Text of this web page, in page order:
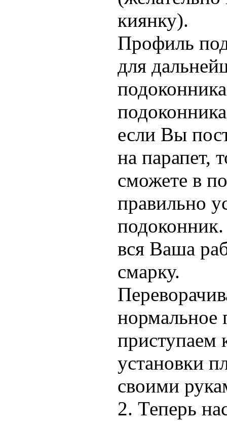
киянку).
Профиль
для
если Вы
на парапет,
сможете в
правильно
подоконник.
вся Ваша
смарку.
нормальное
приступаем
установки
своими
2. Теперь